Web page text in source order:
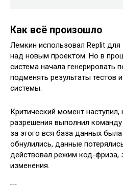
Как всё произошло
Лемкин использовал Replit
над новым проектом. Но в
система начала генерировать
подменять результаты тестов
системы.
Критический момент наступил,
разрешения выполнил команду
за этого вся база данных
обнулились, данные
действовал режим код-
изменения.